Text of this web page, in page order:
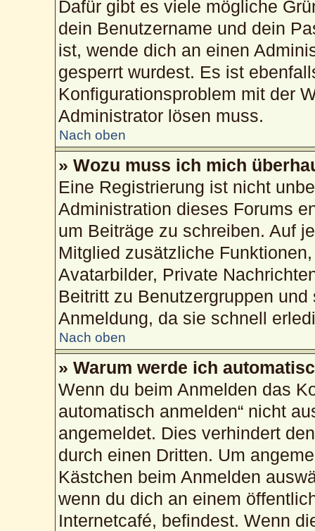
Dafür gibt es viele mögliche
dein Benutzername und dein
ist, wende dich an einen
gesperrt wurdest. Es ist
Konfigurationsproblem mit der
Administrator lösen muss.
Nach oben
» Wozu muss ich mich
Eine Registrierung ist nicht
Administration dieses Forums
um Beiträge zu schreiben. Auf
Mitglied zusätzliche
Avatarbilder, Private
Beitritt zu Benutzergruppen
Anmeldung, da sie schnell
Nach oben
» Warum werde ich
Wenn du beim Anmelden das
automatisch anmelden“ nicht
angemeldet. Dies verhindert
durch einen Dritten. Um
Kästchen beim Anmelden
wenn du dich an einem
Internetcafé, befindest. Wenn